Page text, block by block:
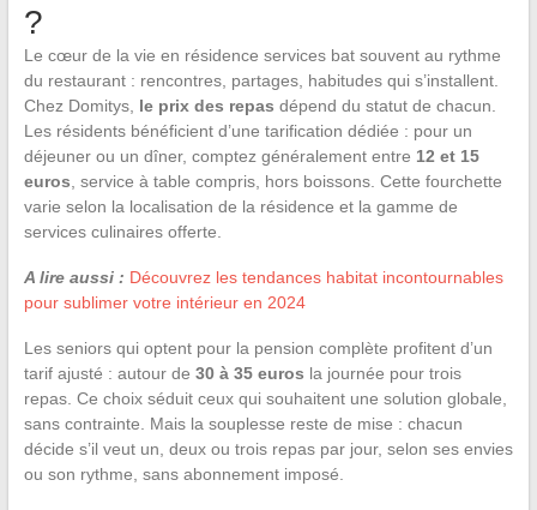
?
Le cœur de la vie en résidence services bat souvent au rythme
du restaurant : rencontres, partages, habitudes qui s’installent.
Chez Domitys, le prix des repas dépend du statut de chacun.
Les résidents bénéficient d’une tarification dédiée : pour un
déjeuner ou un dîner, comptez généralement entre 12 et 15
euros , service à table compris, hors boissons. Cette fourchette
varie selon la localisation de la résidence et la gamme de
services culinaires offerte.
A lire aussi : Découvrez les tendances habitat incontournables
pour sublimer votre intérieur en 2024
Les seniors qui optent pour la pension complète profitent d’un
tarif ajusté : autour de 30 à 35 euros la journée pour trois
repas. Ce choix séduit ceux qui souhaitent une solution globale,
sans contrainte. Mais la souplesse reste de mise : chacun
décide s’il veut un, deux ou trois repas par jour, selon ses envies
ou son rythme, sans abonnement imposé.